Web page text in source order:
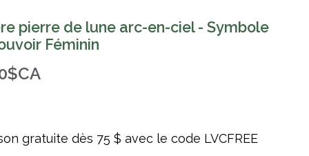
pierre de lune arc-en-ciel - Symbole
Féminin
gratuite dès 75 $ avec le code LVCFREE